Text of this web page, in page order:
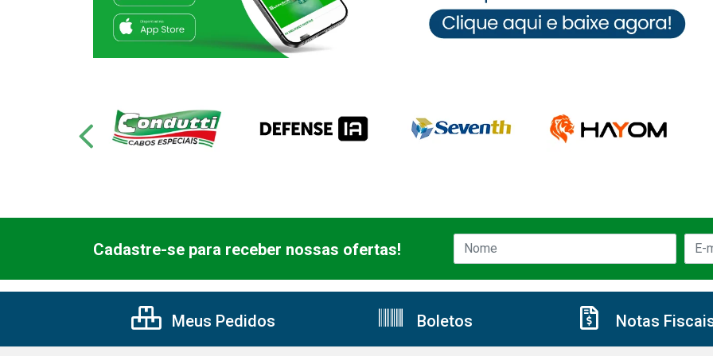
Cadastre-se para receber nossas ofertas!
Meus Pedidos Boletos Notas